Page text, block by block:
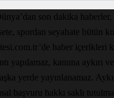
son dakika haberler,
spordan seyahate bütün
haber içerikleri
yapılamaz, kanuna aykırı
yerde yayınlanamaz.
başvuru hakkı saklı